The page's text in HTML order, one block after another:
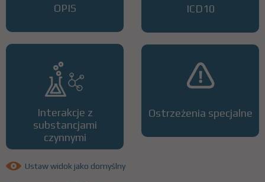
OPIS
Interakcje z
substancjami
czynnymi
ICD10
Ostrzeżenia specjalne
Ustaw widok jako domyślny